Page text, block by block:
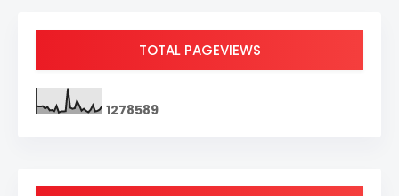
TOTAL PAGEVIEWS
1278589